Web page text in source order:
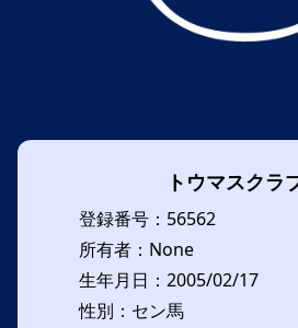
トウマスクラ
登録番号：56562
所有者：None
生年月日：2005/02/17
性別：セン馬